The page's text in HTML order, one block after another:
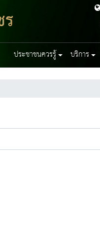
ประชาชนควรรู้ บริการ